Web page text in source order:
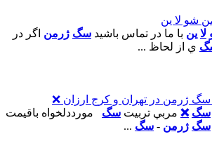
شو لا ين
لا ين با ما در تماس باشيد سگ ژرمن اگر در
ي از لحاظ ...
ژرمن در تهران و کرج ارزان ❌
سگ ❌ مربي تربيت سگ مورددلخواه باقيمت
سگ ژرمن - سگ ...